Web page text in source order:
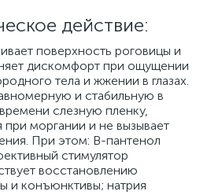
действие:
поверхность роговицы и
дискомфорт при ощущении
тела и жжении в глазах.
и стабильную в
слезную пленку,
моргании и не вызывает
При этом: В-пантенол
стимулятор
восстановлению
и конъюнктивы; натрия